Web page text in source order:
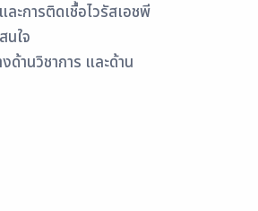
ะการติดเชื้อไวรัสเอชพี
ใจ
านวิชาการ และด้าน